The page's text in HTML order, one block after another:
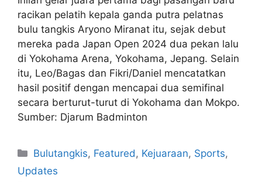
racikan pelatih kepala ganda putra pelatnas
bulu tangkis Aryono Miranat itu, sejak debut
mereka pada Japan Open 2024 dua pekan lalu
di Yokohama Arena, Yokohama, Jepang. Selain
itu, Leo/Bagas dan Fikri/Daniel mencatatkan
hasil positif dengan mencapai dua semifinal
secara berturut-turut di Yokohama dan Mokpo.
Sumber: Djarum Badminton
Bulutangkis, Featured, Kejuaraan, Sports,
Updates